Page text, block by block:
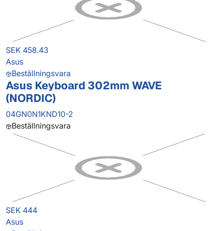
SEK 458.43
Asus
Beställningsvara
Asus Keyboard 302mm WAVE
(NORDIC)
04GN0N1KND10-2
Beställningsvara
SEK 444
Asus